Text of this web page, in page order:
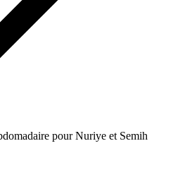
pour Nuriye et Semih